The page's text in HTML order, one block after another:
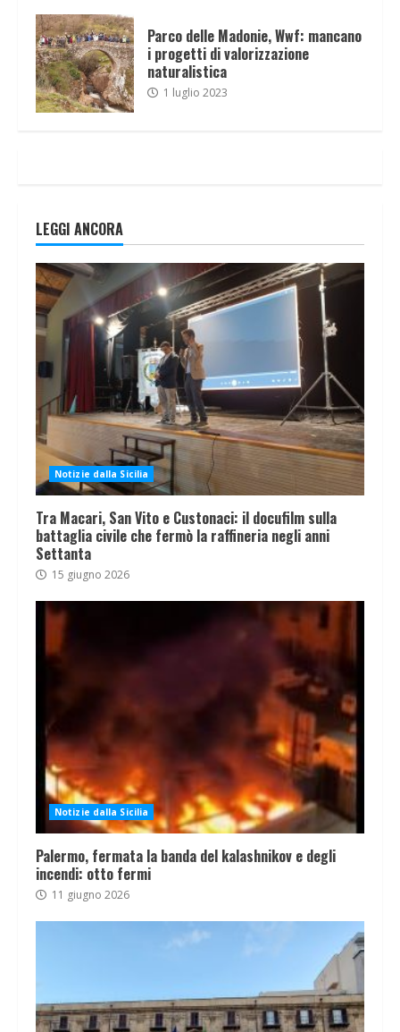
Parco delle Madonie, Wwf: mancano
i progetti di valorizzazione
naturalistica
1 luglio 2023
LEGGI ANCORA
Notizie dalla Sicilia
Tra Macari, San Vito e Custonaci: il docufilm sulla
battaglia civile che fermò la raffineria negli anni
Settanta
15 giugno 2026
Notizie dalla Sicilia
Palermo, fermata la banda del kalashnikov e degli
incendi: otto fermi
11 giugno 2026